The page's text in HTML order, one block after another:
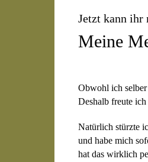
Jetzt kann
Meine
Obwohl ich
Deshalb freute
Natürlich stürzte
und habe mich
hat das wirklich